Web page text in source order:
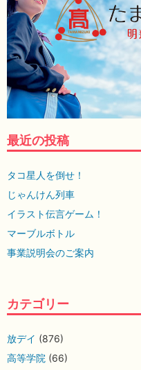
最近の投稿
タコ星人を倒せ！
じゃんけん列車
イラスト伝言ゲーム！
マーブルボトル
事業説明会のご案内
カテゴリー
放デイ (876)
高等学院 (66)